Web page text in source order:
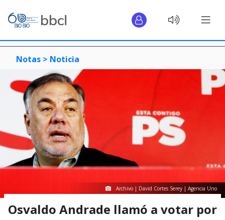
Notas > Noticia
Archivo | David Cortes Serey | Agencia Uno
Osvaldo Andrade llamó a votar por